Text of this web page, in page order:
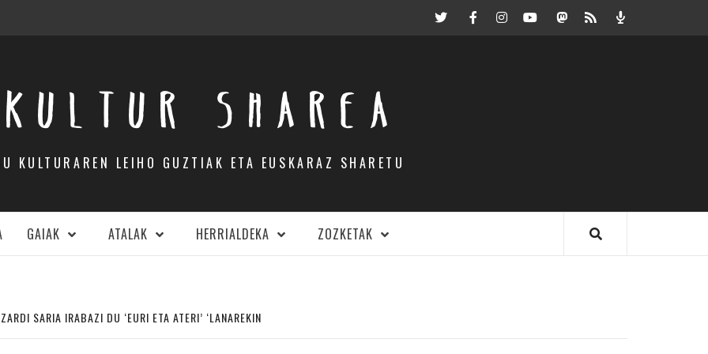
TwitterFacebookInstagramYoutubeMastodon.eus
RSS Podcast
KULTUR SHAREA
KULTURAREN LEIHO GUZTIAK ETA EUSKARAZ SHARETU
GAIAK ATALAK HERRIALDEKA ZOZKETAK
SARIA IRABAZI DU ‘EURI ETA ATERI’ ‘LANAREKIN